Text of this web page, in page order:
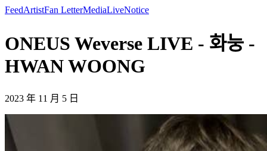
FeedArtistFan LetterMediaLiveNotice
ONEUS Weverse LIVE - 화눙 -
HWAN WOONG
2023 年 11 月 5 日